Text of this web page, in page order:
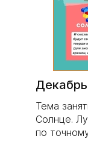
Декабрь
Тема
Солнце.
по